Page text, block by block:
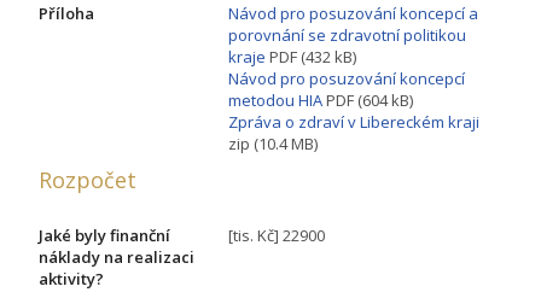
Příloha
Návod pro posuzování koncepcí a
porovnání se zdravotní politikou
kraje PDF (432 kB)
Návod pro posuzování koncepcí
metodou HIAPDF (604 kB)
Zpráva o zdraví v Libereckém kraji
zip (10.4 MB)
Rozpočet
Jaké byly finanční
náklady na realizaci
aktivity?
[tis. Kč] 22900